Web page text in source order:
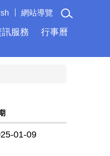
訊服務 行事曆
網站導覽
01-09